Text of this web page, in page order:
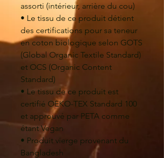
assorti (intérieur, arrière du cou)
• Le tissu de ce produit détient
des certifications pour sa teneur
en coton biologique selon GOTS
(Global Organic Textile Standard)
et OCS (Organic Content
Standard)
• Le tissu de ce produit est
certifié OEKO-TEX Standard 100
et approuvé par PETA comme
étant Vegan
• Produit vierge provenant du
Bangladesh